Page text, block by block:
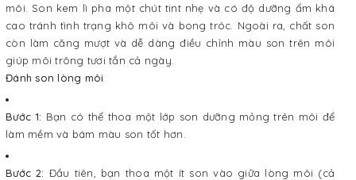
môi. Son kem lì pha một chút tint nhẹ và có độ dưỡng ẩm khá
cao tránh tình trạng khô môi và bong tróc. Ngoài ra, chất son
còn làm căng mượt và dễ dàng điều chỉnh màu son trên môi
giúp môi trông tươi tắn cả ngày.
Đánh son lòng môi
Bước 1: Bạn có thể thoa một lớp son dưỡng mỏng trên môi để
làm mềm và bám màu son tốt hơn.
Bước 2: Đầu tiên, bạn thoa một ít son vào giữa lòng môi (cả